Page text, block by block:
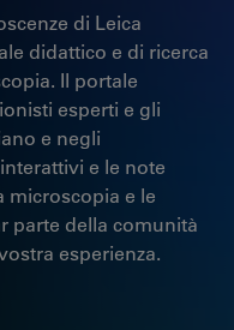
di Leica
didattico e di ricerca
Il portale
esperti e gli
e negli
e le note
microscopia e le
parte della comunità
esperienza.